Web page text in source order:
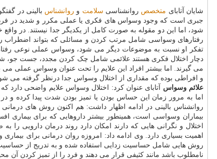
شایان آتابای متخصص روانشناسی سلامت و روانشناس
جبری است که وجود وسواس های فکری یا عملی مکرر و شدید در
شود، اما این دو مقوله به صورت کامل از یکدیگر جدا نیستند.
رفتارهای وسواسی شامل مرتب کردن و مسائلی که بتواند اضطراب
تفکر او نسبت به موضوعات دیگر می شود، وسواس عملی نوعی
دچار اختلال فکری هستند علائمی شامل چک کردن مجدد، جست جو،
می گیرند. اما بیشتر افراد این علایم را تحت عنوان وسواس عملی
و افراطی بوده که مقداری از اختلال وسواس جدا درنظر گرفته می
علائم وسواس آتابای عنوان کرد: اختلال وسواس علایم واضحی دارد
اما به مرور زمان این حساس بودن یا تمیز بودن شدت پیدا کرده و
روانشناس بالینی در ادامه اظهار داشت: هم اکنون روش های درمانی
بیماران وسواسی است، همینطور بیشتر داروهایی که برای
اختلال و نگرانی هایی که دارند امکان دارد روند درمان دارویی را
روش هایی شامل حساسیت زدایی استفاده شده و به تدریج از
نامطلوب باشد مانند کثیفی قرار می دهند و فرد را از تمیز کردن آن